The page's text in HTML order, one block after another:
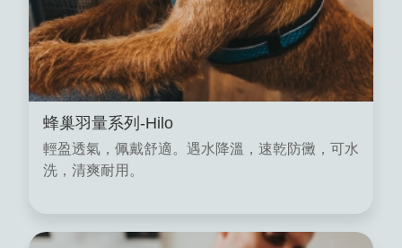
蜂巢羽量系列-Hilo
輕盈透氣，佩戴舒適。遇水降溫，速乾防黴，可水
洗，清爽耐用。